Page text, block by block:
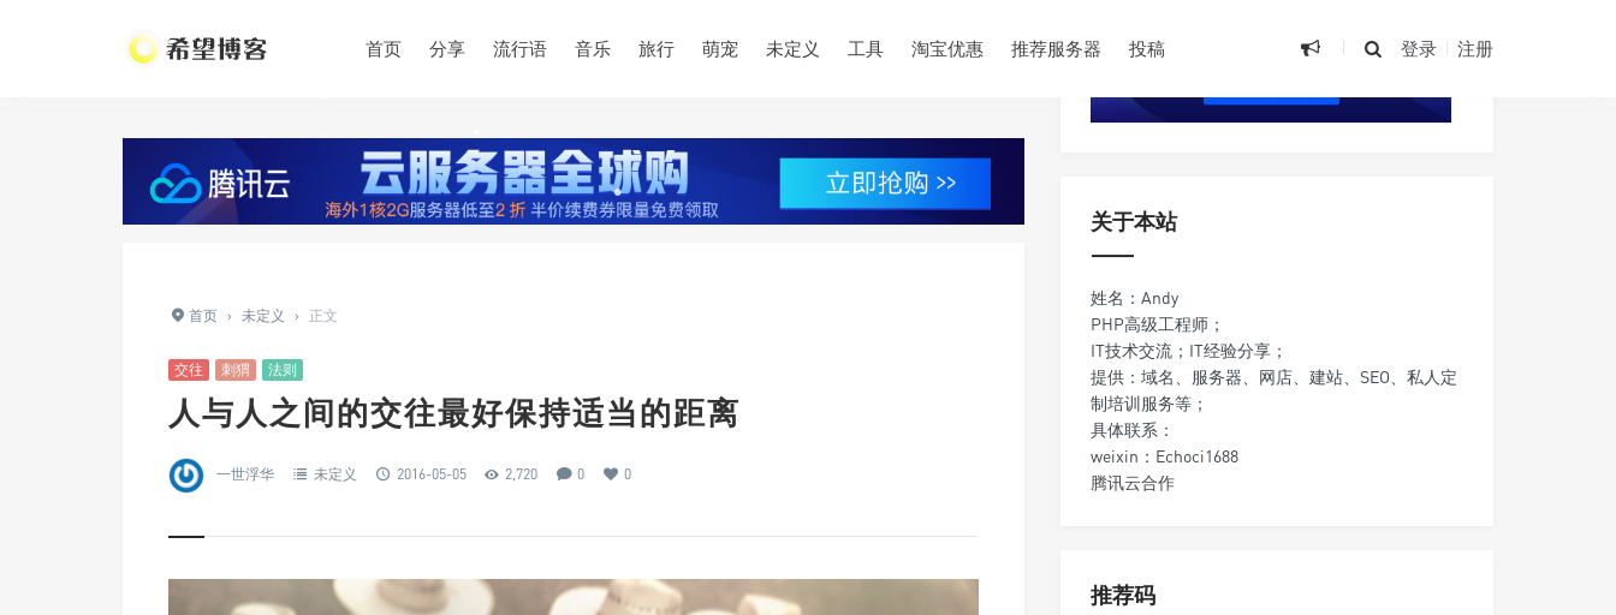
首页 分享 流行语 音乐 旅行 萌宠 未定义 工具 淘宝优惠 推荐服务器 投稿 登录 注册
首页 › 未定义 › 正文
交往 刺猬 法则
人与人之间的交往最好保持适当的距离
一世浮华 未定义 2016-05-05 2,720 0 0
关于本站
姓名：Andy
PHP高级工程师；
IT技术交流；IT经验分享；
提供：域名、服务器、网店、建站、SEO、私人定
制培训服务等；
具体联系：
weixin：Echoci1688
腾讯云合作
推荐码
•
•
•